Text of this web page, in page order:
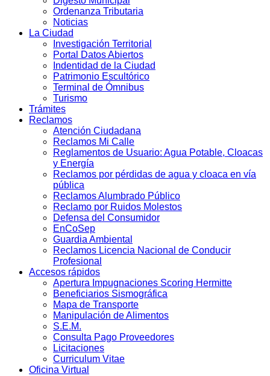
Ordenanza Tributaria
Noticias
La Ciudad
Investigación Territorial
Portal Datos Abiertos
Indentidad de la Ciudad
Patrimonio Escultórico
Terminal de Ómnibus
Turismo
Trámites
Reclamos
Atención Ciudadana
Reclamos Mi Calle
Reglamentos de Usuario: Agua Potable, Cloacas
y Energía
Reclamos por pérdidas de agua y cloaca en vía
pública
Reclamos Alumbrado Público
Reclamo por Ruidos Molestos
Defensa del Consumidor
EnCoSep
Guardia Ambiental
Reclamos Licencia Nacional de Conducir
Profesional
Accesos rápidos
Apertura Impugnaciones Scoring Hermitte
Beneficiarios Sismográfica
Mapa de Transporte
Manipulación de Alimentos
S.E.M.
Consulta Pago Proveedores
Licitaciones
Curriculum Vitae
Oficina Virtual